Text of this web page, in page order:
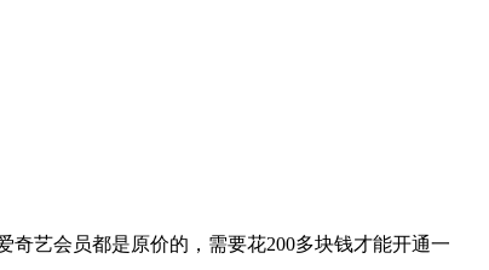
奇艺会员都是原价的，需要花200多块钱才能开通一